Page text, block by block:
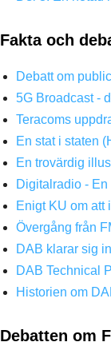
Fakta och
Debatt om
5G Broadcast -
Teracoms
En stat i staten
En trovärdig
Digitalradio -
Enigt KU om att
Övergång från
DAB klarar sig
DAB Technical
Historien om
Debatten om